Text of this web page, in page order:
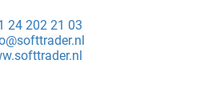
24 202 21 03